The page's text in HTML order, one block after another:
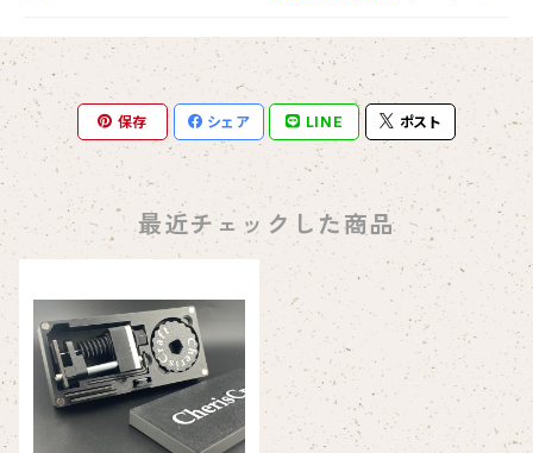
保存 シェア LINE ポスト
最近チェックした商品